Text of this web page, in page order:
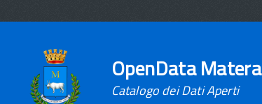
OpenData Matera
Catalogo dei Dati Aperti